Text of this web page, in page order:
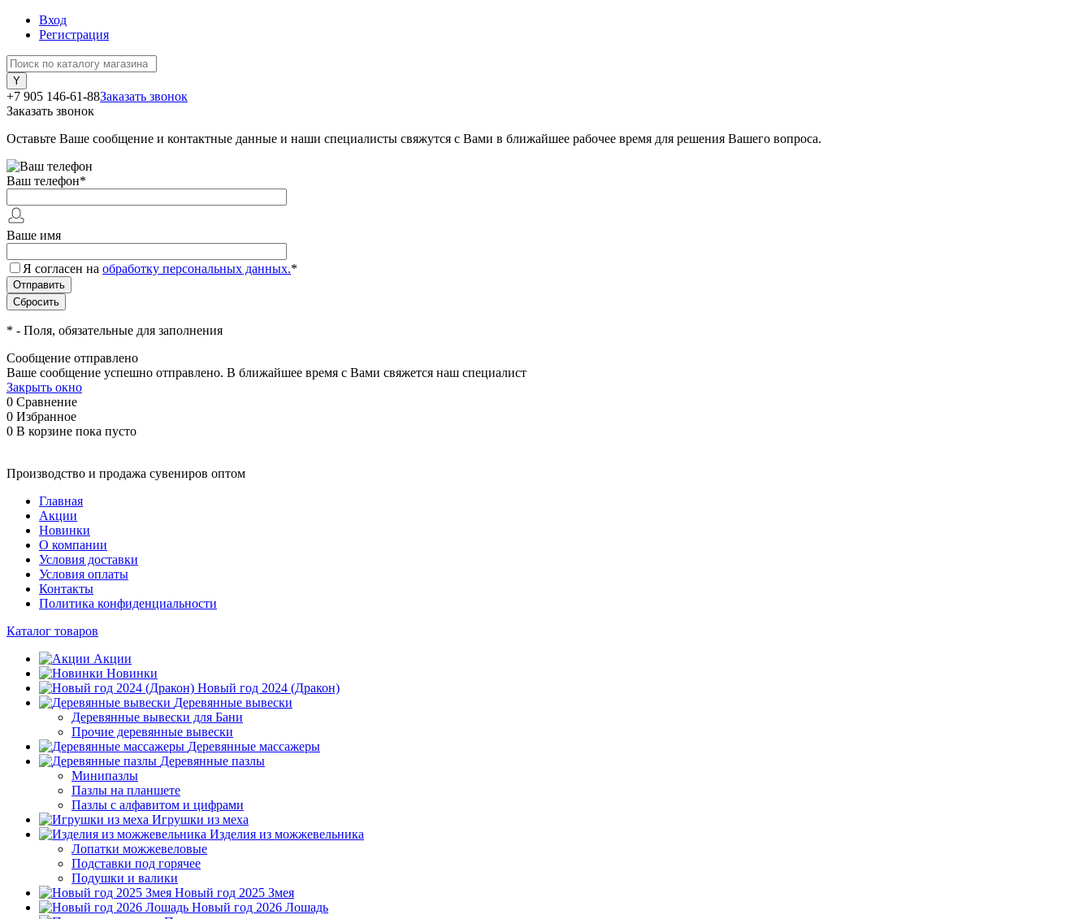
Вход
Регистрация
+7 905 146-61-88Заказать звонок
Заказать звонок
Оставьте Ваше сообщение и контактные данные и наши специалисты свяжутся с Вами в ближайшее рабочее время для решения Вашего вопроса.
Ваш телефон*
Ваше имя
Я согласен на обработку персональных данных.*
* - Поля, обязательные для заполнения
Сообщение отправлено
Ваше сообщение успешно отправлено. В ближайшее время с Вами свяжется наш специалист
Закрыть окно
0 Сравнение
0 Избранное
0 В корзине пока пусто
Производство и продажа сувениров оптом
Главная
Акции
Новинки
О компании
Условия доставки
Условия оплаты
Контакты
Политика конфиденциальности
Каталог товаров
Акции
Новинки
Новый год 2024 (Дракон)
Деревянные вывески
Деревянные вывески для Бани
Прочие деревянные вывески
Деревянные массажеры
Деревянные пазлы
Минипазлы
Пазлы на планшете
Пазлы с алфавитом и цифрами
Игрушки из меха
Изделия из можжевельника
Лопатки можжевеловые
Подставки под горячее
Подушки и валики
Новый год 2025 Змея
Новый год 2026 Лошадь